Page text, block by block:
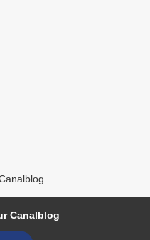
Canalblog